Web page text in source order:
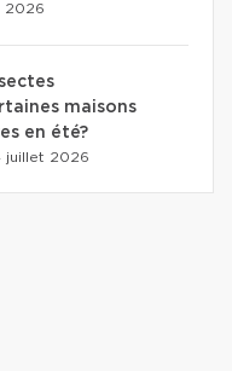
2026
maisons
en été?
juillet 2026